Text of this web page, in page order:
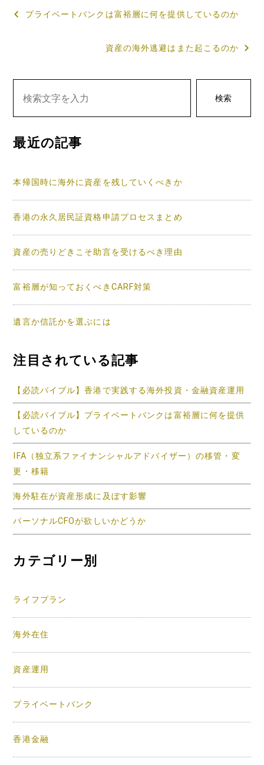
投
ゲ
ー
シ
ン
プライベートバンクは富裕層に何を提供しているのか
資産の海外逃避はまた起こるのか
検索
最近の記事
本帰国時に海外に資産を残していくべきか
香港の永久居民証資格申請プロセスまとめ
資産の売りどきこそ助言を受けるべき理由
富裕層が知っておくべきCARF対策
遺言か信託かを選ぶには
注目されている記事
【必読バイブル】香港で実践する海外投資・金融資産運用
【必読バイブル】プライベートバンクは富裕層に何を提供
しているのか
IFA（独立系ファイナンシャルアドバイザー）の移管・変
更・移籍
海外駐在が資産形成に及ぼす影響
パーソナルCFOが欲しいかどうか
カテゴリー別
ライフプラン
海外在住
資産運用
プライベートバンク
香港金融